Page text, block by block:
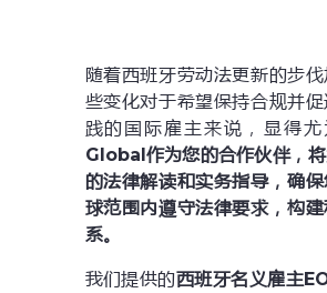
随着西班牙劳动法更新的步
些变化对于希望保持合规并
践的国际雇主来说，显得尤
Global作为您的合作伙伴，
的法律解读和实务指导，确
球范围内遵守法律要求，构
系。
我们提供的西班牙名义雇主